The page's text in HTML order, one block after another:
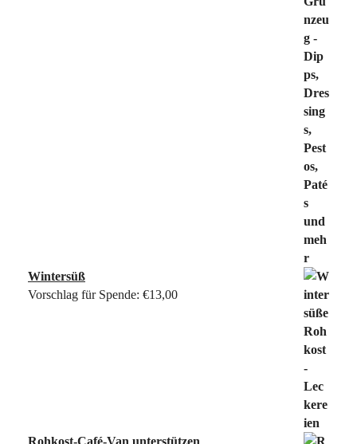
Wintersüß
Vorschlag für Spende: €13,00
Rohkost-Café-Van unterstützen